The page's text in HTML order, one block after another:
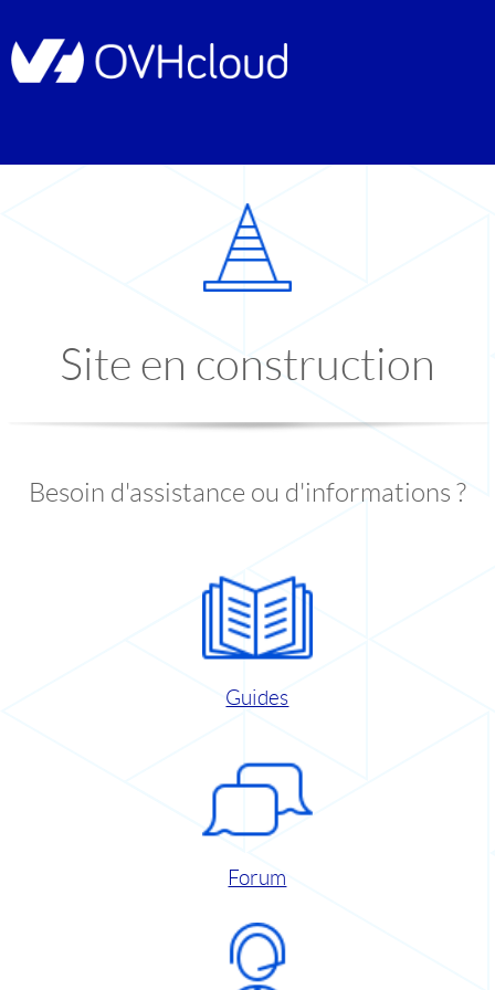
Site en construction
Besoin d'assistance ou d'informations ?
Guides
Forum